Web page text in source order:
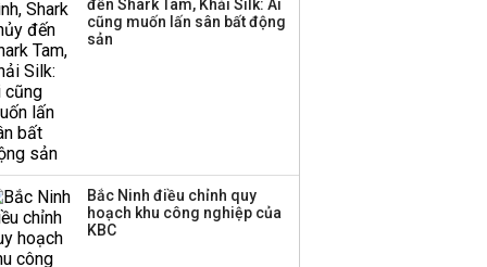
đến Shark Tam, Khải Silk: Ai
cũng muốn lấn sân bất động
sản
Bắc Ninh điều chỉnh quy
hoạch khu công nghiệp của
KBC